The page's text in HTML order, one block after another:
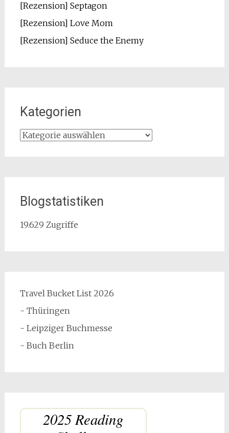
[Rezension] Septagon
[Rezension] Love Mom
[Rezension] Seduce the Enemy
Kategorien
Kategorien
Blogstatistiken
19.629 Zugriffe
Travel Bucket List 2026
- Thüringen
- Leipziger Buchmesse
- Buch Berlin
2025 Reading